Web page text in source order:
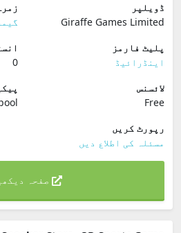
ڈویلپر
Giraffe Games Limited
پلیٹ فارمز
اینڈرائیڈ
0
لائسنس
Free
رپورٹ کریں
مسئلہ کی اطلاع دیں
صفحہ